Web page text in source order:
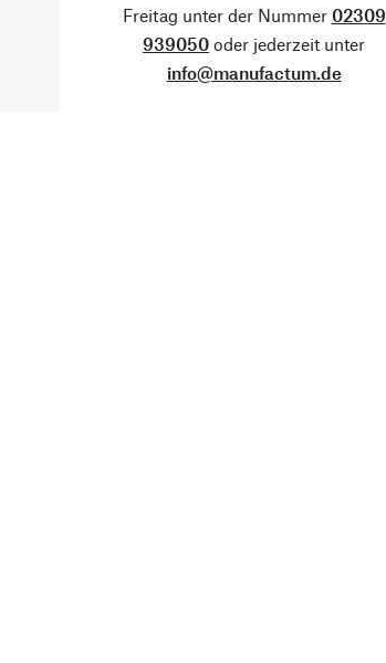
Freitag unter der Nummer 02309
939050 oder jederzeit unter
info@manufactum.de